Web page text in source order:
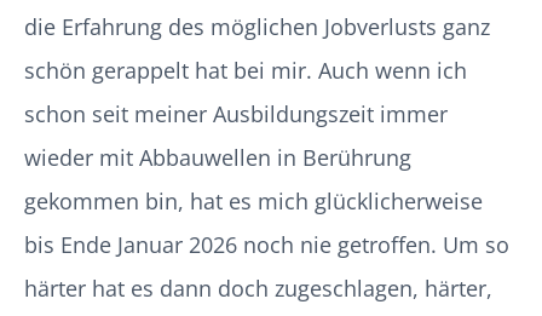
die Erfahrung des möglichen Jobverlusts ganz
schön gerappelt hat bei mir. Auch wenn ich
schon seit meiner Ausbildungszeit immer
wieder mit Abbauwellen in Berührung
gekommen bin, hat es mich glücklicherweise
bis Ende Januar 2026 noch nie getroffen. Um so
härter hat es dann doch zugeschlagen, härter,